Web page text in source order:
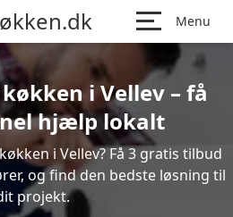
Menu
i Vellev – få
hjælp lokalt
i Vellev? Få 3 gratis tilbud
og find den bedste løsning til
projekt.